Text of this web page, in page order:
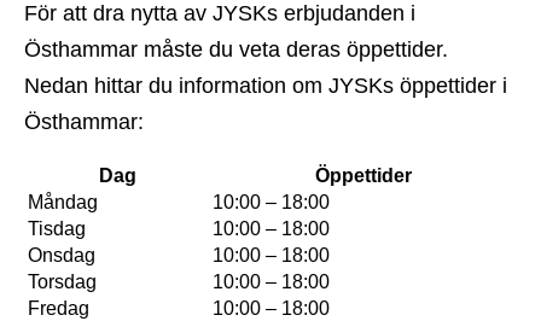
För att dra nytta av JYSKs erbjudanden i
Östhammar måste du veta deras öppettider.
Nedan hittar du information om JYSKs öppettider i
Östhammar:
Dag
Öppettider
Måndag
10:00 – 18:00
Tisdag
10:00 – 18:00
Onsdag
10:00 – 18:00
Torsdag
10:00 – 18:00
Fredag
10:00 – 18:00